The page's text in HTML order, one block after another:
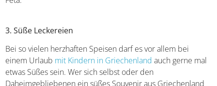
Bei so vielen herzhaften Speisen darf es vor allem bei
einem Urlaubmit Kindern in Griechenlandauch gerne
mal etwas Süßes sein. Wer sich selbst oder den